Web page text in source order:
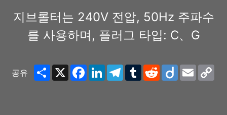
지브롤터는 240V 전압, 50Hz 주파수
를 사용하며, 플러그 타입: C、G
공유 ShareX Facebook
LinkedInTelegram
TumblrRedditDiigo Email